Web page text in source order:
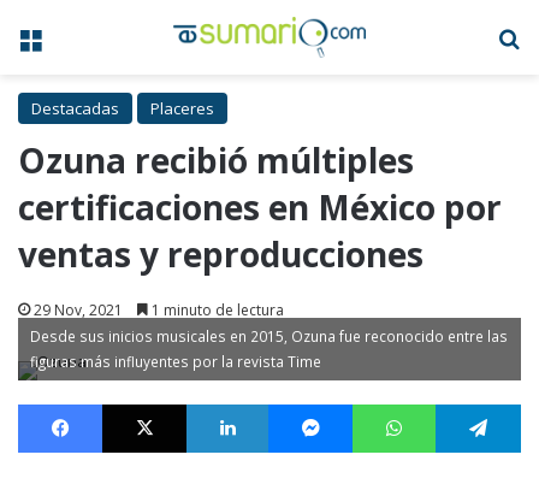
Menú
Destacadas Placeres
Ozuna recibió múltiples
certificaciones en México por
ventas y reproducciones
29 Nov, 2021 1 minuto de lectura
Desde sus inicios musicales en 2015, Ozuna fue reconocido entre las
figuras más influyentes por la revista Time
Facebook X LinkedIn MessengerWhatsApp